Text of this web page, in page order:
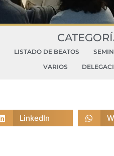
LISTADO DE BEATOS
VARIOS
LinkedIn